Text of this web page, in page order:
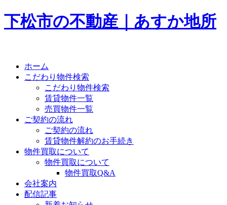
下松市の不動産｜あすか地所
ホーム
こだわり物件検索
こだわり物件検索
賃貸物件一覧
売買物件一覧
ご契約の流れ
ご契約の流れ
賃貸物件解約のお手続き
物件買取について
物件買取について
物件買取Q&A
会社案内
配信記事